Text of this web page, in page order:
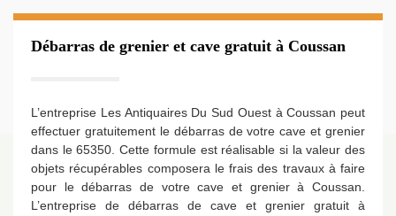
Débarras de grenier et cave gratuit à Coussan
L’entreprise Les Antiquaires Du Sud Ouest à Coussan peut
effectuer gratuitement le débarras de votre cave et grenier
dans le 65350. Cette formule est réalisable si la valeur des
objets récupérables composera le frais des travaux à faire
pour le débarras de votre cave et grenier à Coussan.
L’entreprise de débarras de cave et grenier gratuit à